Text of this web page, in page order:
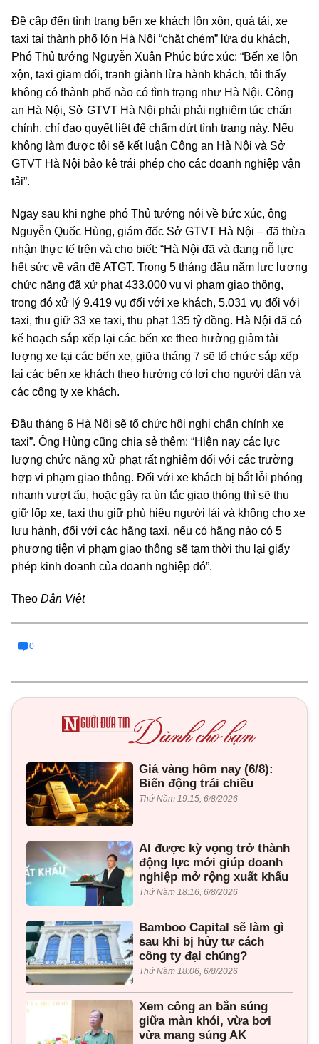
Đề cập đến tình trạng bến xe khách lộn xộn, quá tải, xe
taxi tại thành phố lớn Hà Nội “chặt chém” lừa du khách,
Phó Thủ tướng Nguyễn Xuân Phúc bức xúc: “Bến xe lộn
xộn, taxi giam dối, tranh giành lừa hành khách, tôi thấy
không có thành phố nào có tình trạng như Hà Nội. Công
an Hà Nội, Sở GTVT Hà Nội phải phải nghiêm túc chấn
chỉnh, chỉ đạo quyết liệt để chấm dứt tình trạng này. Nếu
không làm được tôi sẽ kết luận Công an Hà Nội và Sở
GTVT Hà Nội bảo kê trái phép cho các doanh nghiệp vận
tải”.
Ngay sau khi nghe phó Thủ tướng nói về bức xúc, ông
Nguyễn Quốc Hùng, giám đốc Sở GTVT Hà Nội – đã thừa
nhận thực tế trên và cho biết: “Hà Nội đã và đang nỗ lực
hết sức về vấn đề ATGT. Trong 5 tháng đầu năm lực lương
chức năng đã xử phạt 433.000 vụ vi phạm giao thông,
trong đó xử lý 9.419 vụ đối với xe khách, 5.031 vụ đối với
taxi, thu giữ 33 xe taxi, thu phạt 135 tỷ đồng. Hà Nội đã có
kế hoạch sắp xếp lại các bến xe theo hưởng giảm tải
lượng xe tại các bến xe, giữa tháng 7 sẽ tổ chức sắp xếp
lại các bến xe khách theo hướng có lợi cho người dân và
các công ty xe khách.
Đầu tháng 6 Hà Nội sẽ tổ chức hội nghị chấn chỉnh xe
taxi”. Ông Hùng cũng chia sẻ thêm: “Hiện nay các lực
lượng chức năng xử phạt rất nghiêm đối với các trường
hợp vi phạm giao thông. Đối với xe khách bị bắt lỗi phóng
nhanh vượt ẩu, hoặc gây ra ùn tắc giao thông thì sẽ thu
giữ lốp xe, taxi thu giữ phù hiệu người lái và không cho xe
lưu hành, đối với các hãng taxi, nếu có hãng nào có 5
phương tiện vi phạm giao thông sẽ tạm thời thu lại giấy
phép kinh doanh của doanh nghiệp đó”.
Theo Dân Việt
0
Giá vàng hôm nay (6/8):
Biến động trái chiều
Thứ Năm 19:15, 6/8/2026
AI được kỳ vọng trở thành
động lực mới giúp doanh
nghiệp mở rộng xuất khẩu
Thứ Năm 18:16, 6/8/2026
Bamboo Capital sẽ làm gì
sau khi bị hủy tư cách
công ty đại chúng?
Thứ Năm 18:06, 6/8/2026
Xem công an bắn súng
giữa màn khói, vừa bơi
vừa mang súng AK